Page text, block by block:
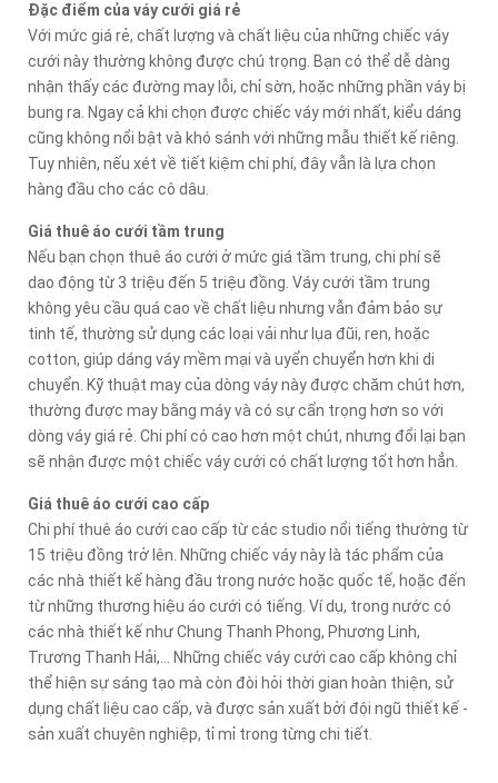
Đặc điểm của váy cưới giá rẻ
Với mức giá rẻ, chất lượng và chất liệu của những chiếc váy
cưới này thường không được chú trọng. Bạn có thể dễ dàng
nhận thấy các đường may lỗi, chỉ sờn, hoặc những phần váy bị
bung ra. Ngay cả khi chọn được chiếc váy mới nhất, kiểu dáng
cũng không nổi bật và khó sánh với những mẫu thiết kế riêng.
Tuy nhiên, nếu xét về tiết kiệm chi phí, đây vẫn là lựa chọn
hàng đầu cho các cô dâu.
Giá thuê áo cưới tầm trung
Nếu bạn chọn thuê áo cưới ở mức giá tầm trung, chi phí sẽ
dao động từ 3 triệu đến 5 triệu đồng. Váy cưới tầm trung
không yêu cầu quá cao về chất liệu nhưng vẫn đảm bảo sự
tinh tế, thường sử dụng các loại vải như lụa đũi, ren, hoặc
cotton, giúp dáng váy mềm mại và uyển chuyển hơn khi di
chuyển. Kỹ thuật may của dòng váy này được chăm chút hơn,
thường được may bằng máy và có sự cẩn trọng hơn so với
dòng váy giá rẻ. Chi phí có cao hơn một chút, nhưng đổi lại bạn
sẽ nhận được một chiếc váy cưới có chất lượng tốt hơn hẳn.
Giá thuê áo cưới cao cấp
Chi phí thuê áo cưới cao cấp từ các studio nổi tiếng thường từ
15 triệu đồng trở lên. Những chiếc váy này là tác phẩm của
các nhà thiết kế hàng đầu trong nước hoặc quốc tế, hoặc đến
từ những thương hiệu áo cưới có tiếng. Ví dụ, trong nước có
các nhà thiết kế như Chung Thanh Phong, Phương Linh,
Trương Thanh Hải,... Những chiếc váy cưới cao cấp không chỉ
thể hiện sự sáng tạo mà còn đòi hỏi thời gian hoàn thiện, sử
dụng chất liệu cao cấp, và được sản xuất bởi đội ngũ thiết kế -
sản xuất chuyên nghiệp, tỉ mỉ trong từng chi tiết.